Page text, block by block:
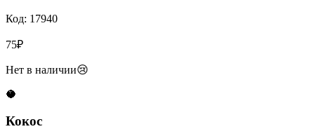
Код: 17940
75₽
Нет в наличии😢
🥥
Кокос